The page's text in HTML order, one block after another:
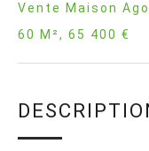
Vente Maison
60 M², 65 400 €